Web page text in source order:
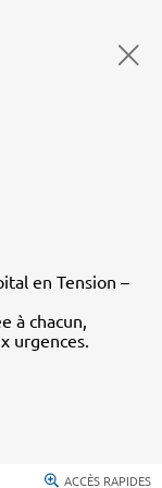
en Tension –
à chacun,
urgences.
ACCÈS RAPIDES